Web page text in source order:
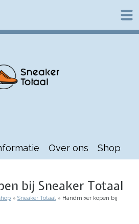
Over ons Shop
bij Sneaker Totaal
Sneaker Totaal
Handmixer kopen bij